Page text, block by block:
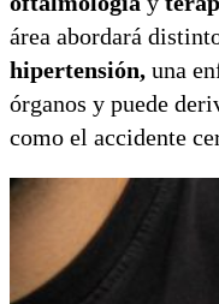
área abordará
hipertensión, una
órganos y puede
como el accidente